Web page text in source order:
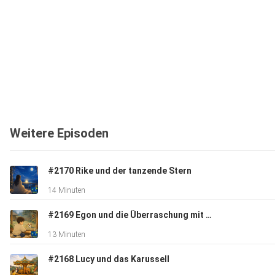
Weitere Episoden
#2170 Rike und der tanzende Stern
14 Minuten
#2169 Egon und die Überraschung mit der Stupsnase
13 Minuten
#2168 Lucy und das Karussell